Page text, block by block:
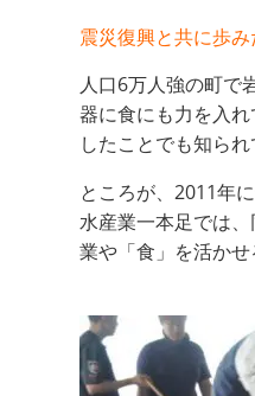
震災復興と共に歩
人口6万人強の町で
器に食にも力を入
したことでも知られ
ところが、2011年
水産業一本足では
業や「食」を活か